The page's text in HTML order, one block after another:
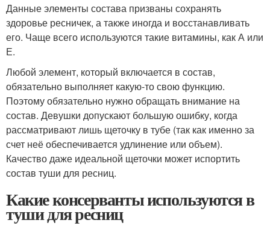
Данные элементы состава призваны сохранять
здоровье ресничек, а также иногда и восстанавливать
его. Чаще всего используются такие витамины, как А или
Е.
Любой элемент, который включается в состав,
обязательно выполняет какую-то свою функцию.
Поэтому обязательно нужно обращать внимание на
состав. Девушки допускают большую ошибку, когда
рассматривают лишь щеточку в тубе (так как именно за
счет неё обеспечивается удлинение или объем).
Качество даже идеальной щеточки может испортить
состав туши для ресниц.
Какие консерванты используются в
туши для ресниц